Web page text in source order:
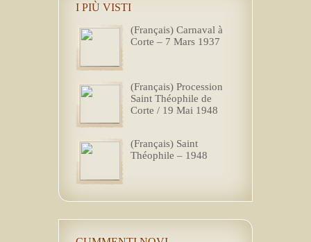
I PIÙ VISTI
(Français) Carnaval à
Corte – 7 Mars 1937
(Français) Procession
Saint Théophile de
Corte / 19 Mai 1948
(Français) Saint
Théophile – 1948